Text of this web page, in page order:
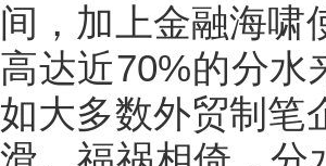
间，加上金融海啸
高达近70%的分水
如大多数外贸制笔